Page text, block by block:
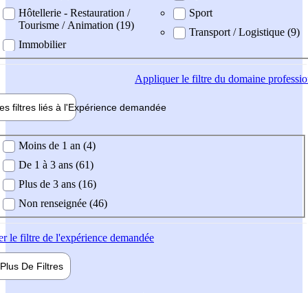
Hôtellerie - Restauration /
Tourisme / Animation (19)
Immobilier
Sport
Transport / Logistique (9)
Appliquerle filtre du domaine
filtres liés à l'Expérience demandée
demandée
Moins de 1 an (4)
De 1 à 3 ans (61)
Plus de 3 ans (16)
Non renseignée (46)
le filtre de l'expérience demandée
Plus De Filtres